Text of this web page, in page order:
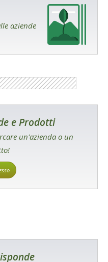
aziende
e Prodotti
un'azienda o un